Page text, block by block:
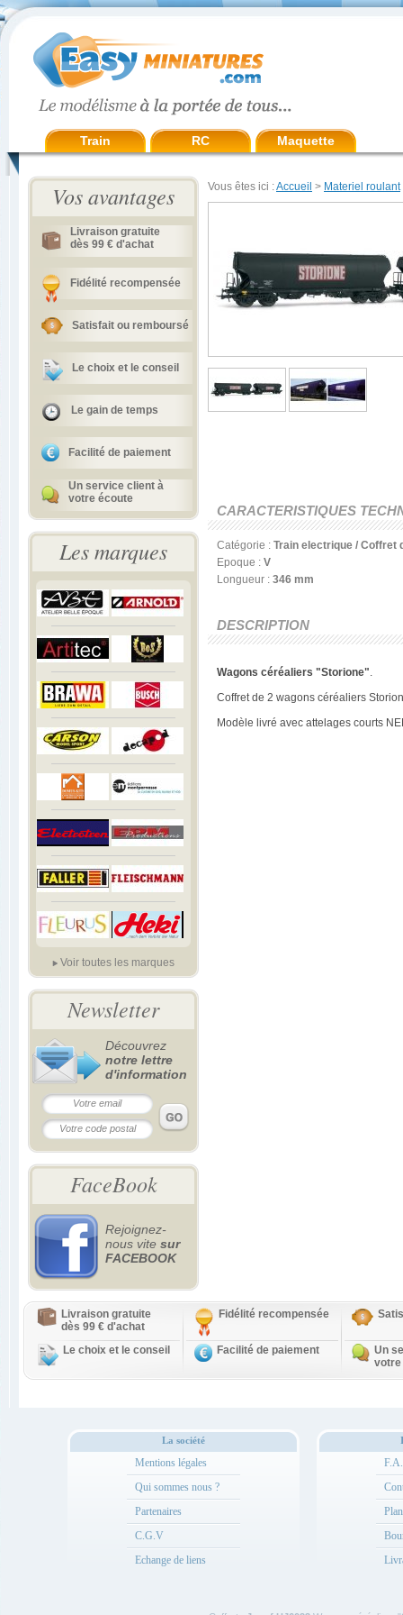
Train RC Maquette
Vos avantages
Livraison gratuite
dès 99 € d'achat
Fidélité recompensée
Satisfait ou remboursé
Le choix et le conseil
Le gain de temps
Facilité de paiement
Un service client à
votre écoute
Les marques
Voir toutes les marques
Newsletter
Découvrez
notre lettre
d'information
FaceBook
Rejoignez-
nous vite sur
FACEBOOK
Vous êtes ici :Accueil > Materiel roulant
CARACTERISTIQUES
Catégorie : Train electrique / Coffret
Epoque : V
Longueur : 346 mm
DESCRIPTION
Wagons céréaliers "Storione".
Coffret de 2 wagons céréaliers
Modèle livré avec attelages courts
Livraison gratuite
dès 99 € d'achat
Fidélité recompensée
Le choix et le conseil Facilité de paiement
Un
votre
La société
Mentions légales
Qui sommes nous ?
Partenaires
C.G.V
Echange de liens